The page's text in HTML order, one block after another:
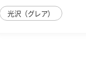
光沢（グレア）